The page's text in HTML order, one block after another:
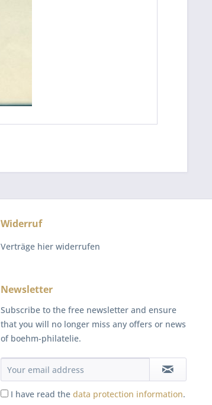
Widerruf
Verträge hier widerrufen
Newsletter
Subscribe to the free newsletter and ensure
that you will no longer miss any offers or news
of boehm-philatelie.
I have read the data protection information.